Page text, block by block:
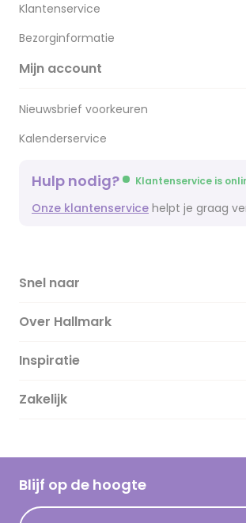
Klantenservice
Bezorginformatie
Mijn account
Nieuwsbrief voorkeuren
Kalenderservice
Hulp nodig? Klantenservice is
Onze klantenservice helpt je graag
Snel naar
Over Hallmark
Over ons
Duurzaamheid
Hallmark Kaartclub
Acties
Inspiratie
Magazine
Cadeau inspiratie
Op kamp gedichten en versjes
Leuke en grappige op kamp teksten
Zakelijk
Blijf op de hoogte